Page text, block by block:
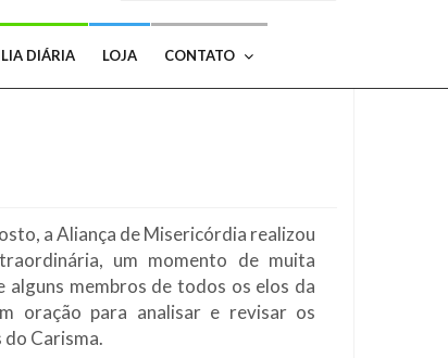
DIÁRIA LOJA CONTATO
a Aliança de Misericórdia realizou
um momento de muita
membros de todos os elos da
oração para analisar e revisar os
Carisma.